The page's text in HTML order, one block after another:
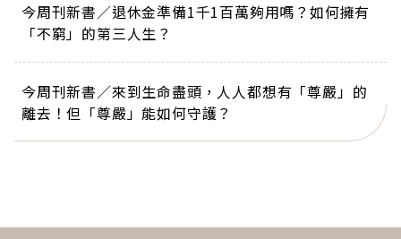
今周刊新書／退休金準備1千1百萬夠用嗎？如何擁有
「不窮」的第三人生？
今周刊新書／來到生命盡頭，人人都想有「尊嚴」的
離去！但「尊嚴」能如何守護？